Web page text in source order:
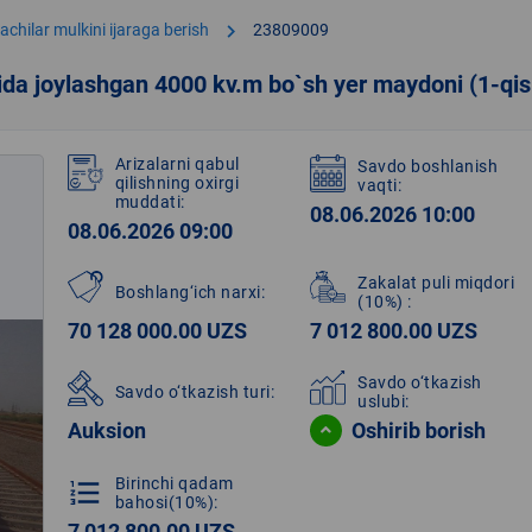
mulkini ijaraga berish chevron_right 23809009
joylashgan 4000 kv.m bo`sh yer maydoni (1-
Arizalarni qabul
qilishning oxirgi
muddati:
08.06.2026 09:00
Savdo boshlanish
vaqti:
08.06.2026 10:00
Boshlang‘ich narxi:
70 128 000.00 UZS
Zakalat puli miqdori
(10%) :
7 012 800.00 UZS
Savdo o‘tkazish turi:
Auksion
Savdo o‘tkazish
uslubi:
Oshirib borish
format_list_numbered
Birinchi qadam
bahosi(10%):